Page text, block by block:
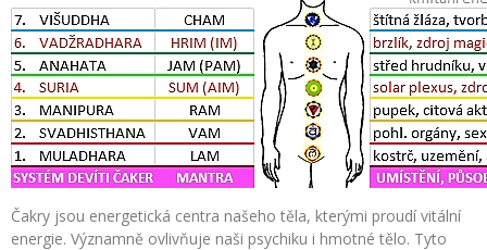
Čakry jsou energetická centra našeho těla, kterými proudí vitální
energie. Významně ovlivňuje naši psychiku i hmotné tělo. Tyto